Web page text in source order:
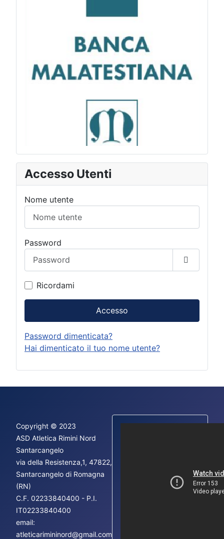
Accesso Utenti
Nome utente
Password
Mostra
Ricordami
Accesso
Password dimenticata?
Hai dimenticato il tuo nome utente?
Copyright © 2023
ASD Atletica Rimini Nord
Santarcangelo
via della Resistenza,1, 47822,
Santarcangelo di Romagna
(RN)
C.F. 02233840400 - P.I.
IT02233840400
email:
atleticarimininord@gmail.com